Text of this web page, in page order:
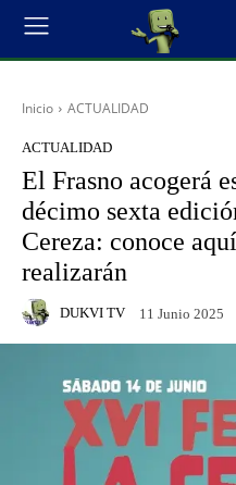
Inicio ACTUALIDAD
ACTUALIDAD
El Frasno acogerá
décimo sexta
Cereza: conoce
realizarán
DUKVI TV 11 Junio 2025